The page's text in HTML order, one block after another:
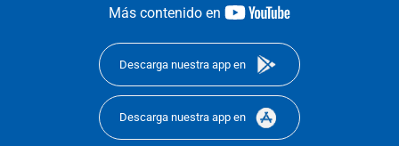
Más contenido en
youtube-
Descarga nuestra app en
Descarga nuestra app en